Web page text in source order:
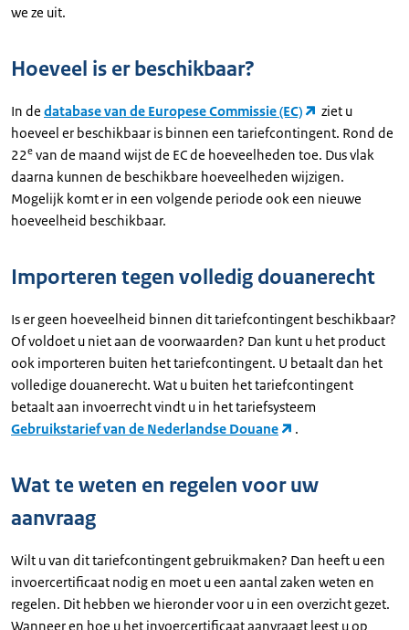
we ze uit.
Hoeveel is er beschikbaar?
In de database van de Europese Commissie (EC)
ziet u
hoeveel er beschikbaar is binnen een tariefcontingent. Rond de
22e van de maand wijst de EC de hoeveelheden toe. Dus vlak
daarna kunnen de beschikbare hoeveelheden wijzigen.
Mogelijk komt er in een volgende periode ook een nieuwe
hoeveelheid beschikbaar.
Importeren tegen volledig douanerecht
Is er geen hoeveelheid binnen dit tariefcontingent beschikbaar?
Of voldoet u niet aan de voorwaarden? Dan kunt u het product
ook importeren buiten het tariefcontingent. U betaalt dan het
volledige douanerecht. Wat u buiten het tariefcontingent
betaalt aan invoerrecht vindt u in het tariefsysteem
Gebruikstarief van de Nederlandse Douane
.
Wat te weten en regelen voor uw
aanvraag
Wilt u van dit tariefcontingent gebruikmaken? Dan heeft u een
invoercertificaat nodig en moet u een aantal zaken weten en
regelen. Dit hebben we hieronder voor u in een overzicht gezet.
Wanneer en hoe u het invoercertificaat aanvraagt leest u op